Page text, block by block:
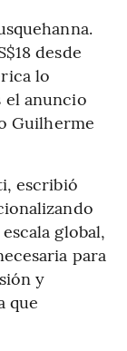
desde
lo
el anuncio
Guilherme
escribió
global,
para
y
que